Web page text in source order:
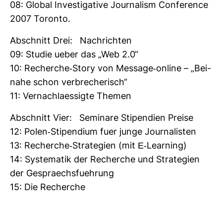
08: Global Inves­ti­ga­tive Jour­na­lism Con­fe­rence
2007 Toronto.
Abschnitt Drei: Nach­richten
09: Studie ueber das „Web 2.0“
10: Recherche-​Story von Mes­sage-​online – „Bei­
nahe schon ver­bre­che­risch“
11: Ver­nach­la­es­sigte Themen
Abschnitt Vier: Semi­nare Sti­pen­dien Preise
12: Polen-​Sti­pen­dium fuer junge Jour­na­listen
13: Recherche-​Stra­te­gien (mit E-​Lear­ning)
14: Sys­te­matik der Recherche und Stra­te­gien
der Gespraechs­fueh­rung
15: Die Recherche